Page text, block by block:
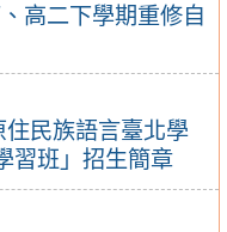
高二下學期重修自
民族語言臺北學
習班」招生簡章